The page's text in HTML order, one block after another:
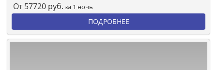
От 57720 руб. за 1 ночь
ПОДРОБНЕЕ